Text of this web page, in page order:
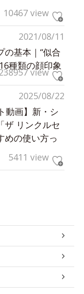
10467 view
2021/08/11
の基本｜“似合
種類の顔印象
view
2025/08/22
動画】新・シ
ザ リンクルセ
めの使い方っ
5411 view